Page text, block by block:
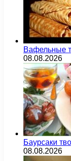
Вафельные
08.08.2026
Баурсаки
08.08.2026